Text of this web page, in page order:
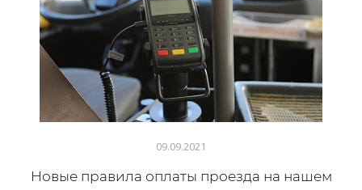
09.09.2021
Новые правила оплаты проезда на нашем